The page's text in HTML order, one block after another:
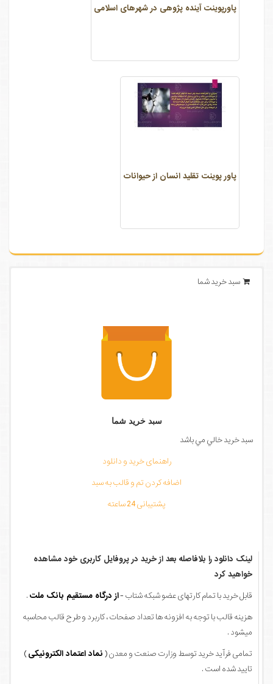
پاورپوینت آینده پژوهی در شهرهای اسلامی
پاور پوینت تقلید انسان از حیوانات
سبد خرید شما
سبد خرید شما
سبد خرید خالي مي باشد
راهنمای خرید و دانلود
اضافه کردن تم و قالب به سبد
پشتیبانی 24 ساعته
لینک دانلود را بلافاصله بعد از خرید در پروفایل کاربری خود مشاهده
خواهید کرد
قابل خرید با تمام کارتهای عضو شبکه شتاب -از درگاه مستقیم بانک ملت .
هزینه قالب با توجه به افزونه ها تعداد صفحات ، کاربرد و طرح قالب محاسبه
میشود .
تمامی فرآید خرید توسط وزارت صنعت و معدن ( نماد اعتماد الکترونیکی)
تایید شده است .